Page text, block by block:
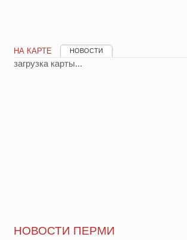
НА КАРТЕ НОВОСТИ
загрузка карты...
НОВОСТИ ПЕРМИ